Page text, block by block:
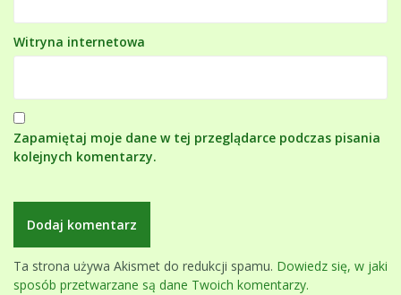
Witryna internetowa
Zapamiętaj moje dane w tej przeglądarce podczas pisania
kolejnych komentarzy.
Ta strona używa Akismet do redukcji spamu. Dowiedz się, w jaki
sposób przetwarzane są dane Twoich komentarzy.